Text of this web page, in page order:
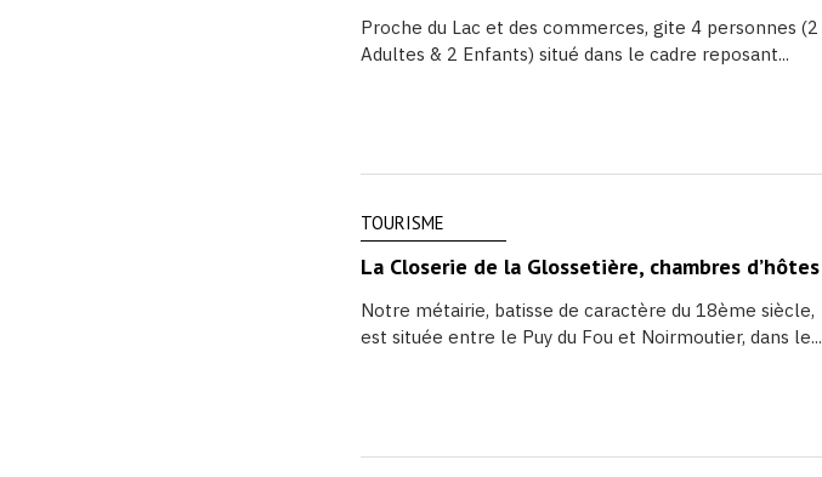
Proche du Lac et des commerces, gite 4 personnes (2
Adultes & 2 Enfants) situé dans le cadre reposant...
TOURISME
La Closerie de la Glossetière, chambres d’hôtes
Notre métairie, batisse de caractère du 18ème siècle,
est située entre le Puy du Fou et Noirmoutier, dans le...